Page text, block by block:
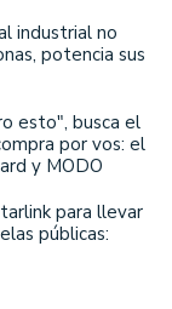
industrial no
potencia sus
esto", busca el
por vos: el
y MODO
para llevar
públicas: